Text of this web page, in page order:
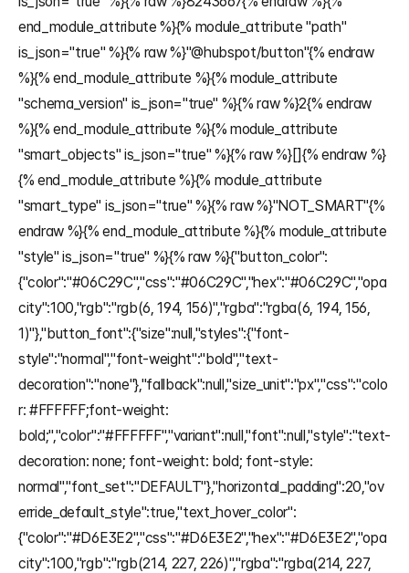
end_module_attribute %}{% module_attribute "path"
is_json="true" %}{% raw %}"@hubspot/button"{% endraw
%}{% end_module_attribute %}{% module_attribute
"schema_version" is_json="true" %}{% raw %}2{% endraw
%}{% end_module_attribute %}{% module_attribute
"smart_objects" is_json="true" %}{% raw %}[]{% endraw %}
{% end_module_attribute %}{% module_attribute
"smart_type" is_json="true" %}{% raw %}"NOT_SMART"{%
endraw %}{% end_module_attribute %}{% module_attribute
"style" is_json="true" %}{% raw %}{"button_color":
{"color":"#06C29C","css":"#06C29C","hex":"#06C29C","opa
city":100,"rgb":"rgb(6, 194, 156)","rgba":"rgba(6, 194, 156,
1)"},"button_font":{"size":null,"styles":{"font-
style":"normal","font-weight":"bold","text-
decoration":"none"},"fallback":null,"size_unit":"px","css":"colo
r: #FFFFFF;font-weight:
bold;","color":"#FFFFFF","variant":null,"font":null,"style":"text-
decoration: none; font-weight: bold; font-style:
normal","font_set":"DEFAULT"},"horizontal_padding":20,"ov
erride_default_style":true,"text_hover_color":
{"color":"#D6E3E2","css":"#D6E3E2","hex":"#D6E3E2","opa
city":100,"rgb":"rgb(214, 227, 226)","rgba":"rgba(214, 227,